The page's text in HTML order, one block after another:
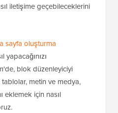
iletişime geçebileceklerini
sayfa oluşturma
yapacağınızı
blok düzenleyiciyi
metin ve medya,
eklemek için nasıl